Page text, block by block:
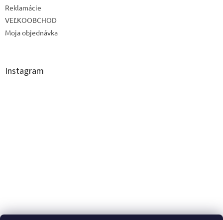
Reklamácie
VEĽKOOBCHOD
Moja objednávka
Instagram